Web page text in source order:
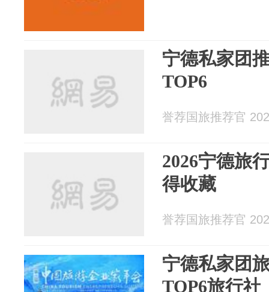
宁德私家团
TOP6
誉荐国旅推荐官
2026宁德旅
得收藏
誉荐国旅推荐官
宁德私家团
TOP6旅行社